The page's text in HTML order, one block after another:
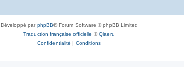
Développé parphpBB® Forum Software © phpBB Limited
Traduction française officielle ©Qiaeru
Confidentialité | Conditions